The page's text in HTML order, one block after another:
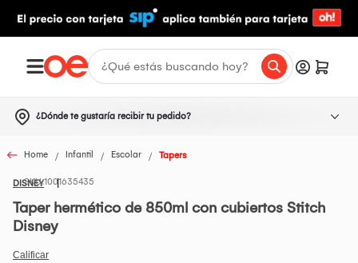
¿Dónde te gustaría recibir tu pedido?
Home Infantil Escolar Tapers
DISNEY1001635435
Taper hermético de 850ml con cubiertos Stitch
Disney